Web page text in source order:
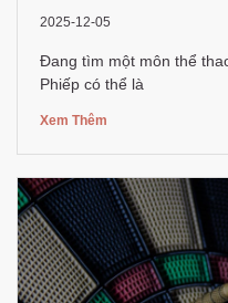
2025-12-05
Đang tìm một môn thể
Phiếp có thể là
Xem Thêm